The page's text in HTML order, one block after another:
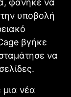
φάνηκε να
υποβολή
βγήκε
να
νέα